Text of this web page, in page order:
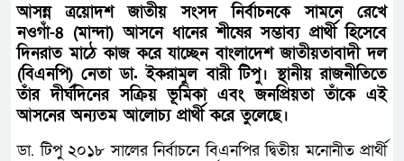
আসন্ন ত্রয়োদশ জাতীয় সংসদ নির্বাচনকে সামনে রেখে
নওগাঁ-৪ (মান্দা) আসনে ধানের শীষের সম্ভাব্য প্রার্থী হিসেবে
দিনরাত মাঠে কাজ করে যাচ্ছেন বাংলাদেশ জাতীয়তাবাদী দল
(বিএনপি) নেতা ডা. ইকরামুল বারী টিপু। স্থানীয় রাজনীতিতে
তাঁর দীর্ঘদিনের সক্রিয় ভূমিকা এবং জনপ্রিয়তা তাঁকে এই
আসনের অন্যতম আলোচ্য প্রার্থী করে তুলেছে।
ডা. টিপু ২০১৮ সালের নির্বাচনে বিএনপির দ্বিতীয় মনোনীত প্রার্থী